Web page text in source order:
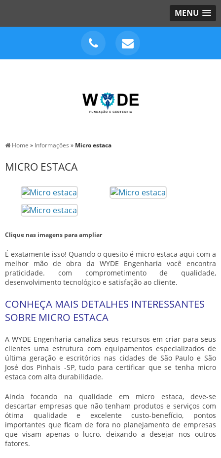
MENU
Home » Informações » Micro estaca
MICRO ESTACA
Clique nas imagens para ampliar
É exatamente isso! Quando o quesito é micro estaca aqui com a
melhor mão de obra da WYDE Engenharia você encontra
praticidade. com comprometimento de qualidade,
desenvolvimento tecnológico e satisfação ao cliente.
CONHEÇA MAIS DETALHES INTERESSANTES
SOBRE MICRO ESTACA
A WYDE Engenharia canaliza seus recursos em criar para seus
clientes uma estrutura com equipamentos especializados de
última geração e escritórios nas cidades de São Paulo e São
José dos Pinhais -SP, tudo para certificar que se tenha micro
estaca com alta durabilidade.
Ainda focando na qualidade em micro estaca, deve-se
descartar empresas que não tenham produtos e serviços com
ótima qualidade e excelente custo-benefício, pontos
importantes que ficam de fora no planejamento de empresas
que visam apenas o lucro, deixando a desejar nos outros
fatores.